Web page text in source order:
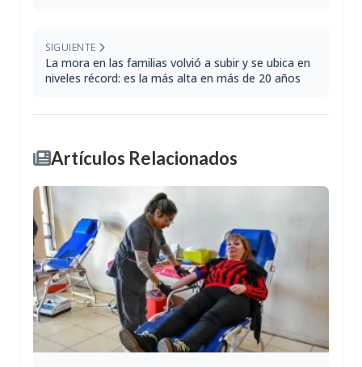
SIGUIENTE
La mora en las familias volvió a subir y se ubica en
niveles récord: es la más alta en más de 20 años
Artículos Relacionados